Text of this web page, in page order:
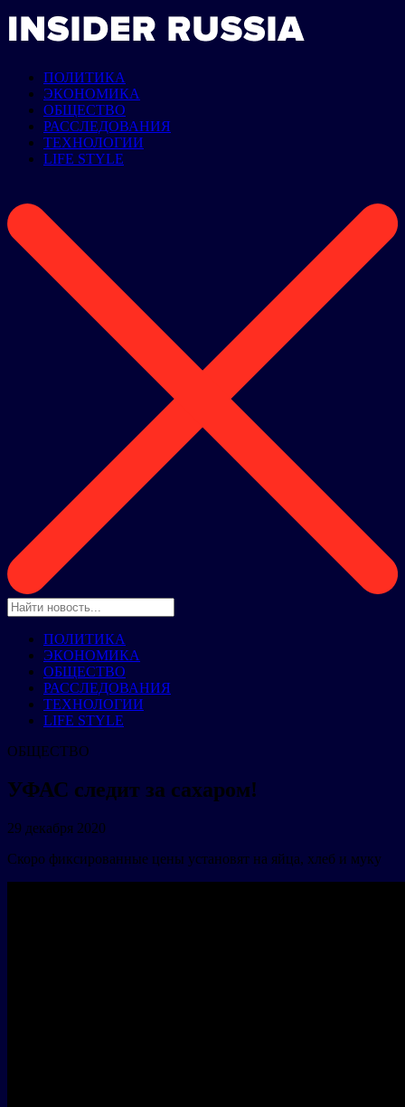
ПОЛИТИКА
ЭКОНОМИКА
ОБЩЕСТВО
РАССЛЕДОВАНИЯ
ТЕХНОЛОГИИ
LIFE STYLE
ПОЛИТИКА
ЭКОНОМИКА
ОБЩЕСТВО
РАССЛЕДОВАНИЯ
ТЕХНОЛОГИИ
LIFE STYLE
ОБЩЕСТВО
УФАС следит за сахаром!
29 декабря 2020
Скоро фиксированные цены установят на яйца, хлеб и муку